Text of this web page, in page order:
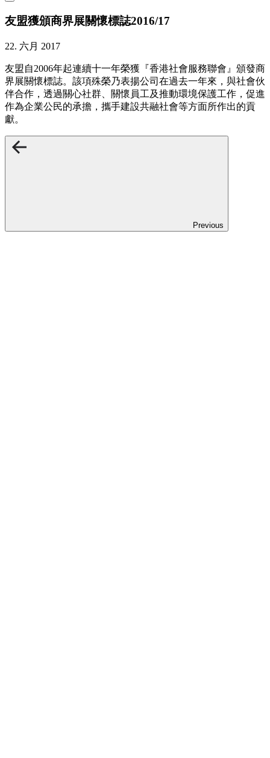
友盟獲頒商界展關懷標誌2016/17
22. 六月 2017
友盟自2006年起連續十一年榮獲『香港社會服務聯會』頒發商
界展關懷標誌。該項殊榮乃表揚公司在過去一年來，與社會伙
伴合作，透過關心社群、關懷員工及推動環境保護工作，促進
作為企業公民的承擔，攜手建設共融社會等方面所作出的貢
獻。
Previous